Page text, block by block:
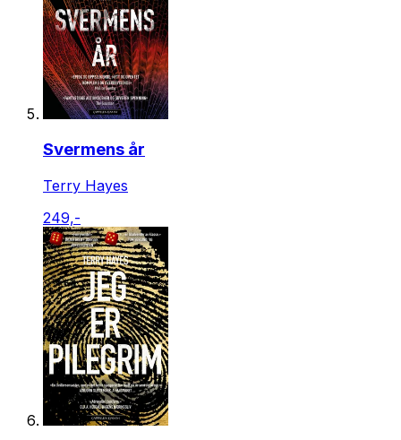
Svermens år
Terry Hayes
249,-